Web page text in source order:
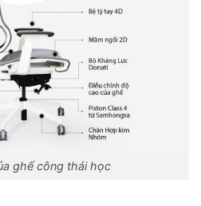
ghế công thái học